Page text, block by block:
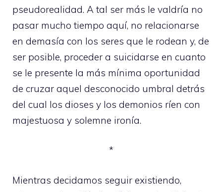
pseudorealidad. A tal ser más le valdría no
pasar mucho tiempo aquí, no relacionarse
en demasía con los seres que le rodean y, de
ser posible, proceder a suicidarse en cuanto
se le presente la más mínima oportunidad
de cruzar aquel desconocido umbral detrás
del cual los dioses y los demonios ríen con
majestuosa y solemne ironía.
*
Mientras decidamos seguir existiendo,